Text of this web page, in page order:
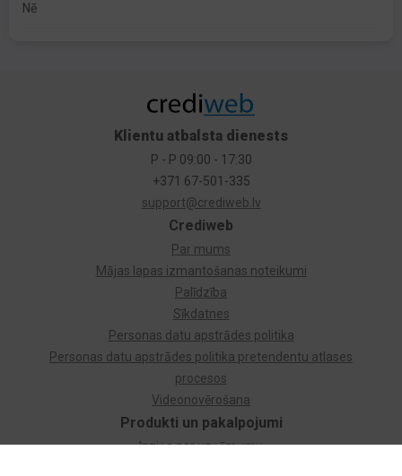
Nē
Produkti un pakalpojumi
Izziņa par uzņēmumu
Crediweb
Par mums
Mājas lapas izmantošanas noteikumi
Palīdzība
Sīkdatnes
Personas datu apstrādes politika
Personas datu apstrādes politika pretendentu atlases
procesos
Videonovērošana
Klientu atbalsta dienests
P - P 09:00 - 17:30
+371 67-501-335
support@crediweb.lv